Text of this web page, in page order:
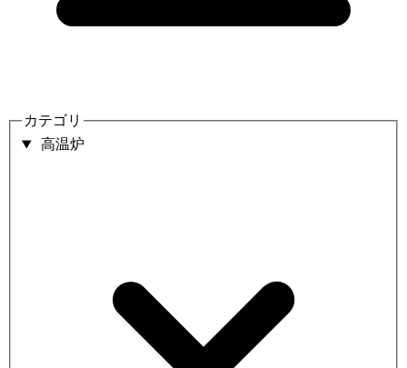
カテゴリ
高温炉